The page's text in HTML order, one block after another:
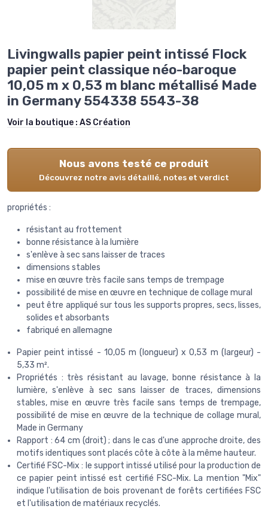
Livingwalls papier peint intissé Flock
papier peint classique néo-baroque
10,05 m x 0,53 m blanc métallisé Made
in Germany 554338 5543-38
Voir la boutique : AS Création
Nous avons testé ce produit
Découvrez notre avis détaillé, notes et verdict
propriétés :
résistant au frottement
bonne résistance à la lumière
s'enlève à sec sans laisser de traces
dimensions stables
mise en œuvre très facile sans temps de trempage
possibilité de mise en œuvre en technique de collage mural
peut être appliqué sur tous les supports propres, secs, lisses,
solides et absorbants
fabriqué en allemagne
Papier peint intissé - 10,05 m (longueur) x 0,53 m (largeur) -
5,33 m².
Propriétés : très résistant au lavage, bonne résistance à la
lumière, s'enlève à sec sans laisser de traces, dimensions
stables, mise en œuvre très facile sans temps de trempage,
possibilité de mise en œuvre de la technique de collage mural,
Made in Germany
Rapport : 64 cm (droit) ; dans le cas d'une approche droite, des
motifs identiques sont placés côte à côte à la même hauteur.
Certifié FSC-Mix : le support intissé utilisé pour la production de
ce papier peint intissé est certifié FSC-Mix. La mention "Mix"
indique l'utilisation de bois provenant de forêts certifiées FSC
et l'utilisation de matériaux recyclés.